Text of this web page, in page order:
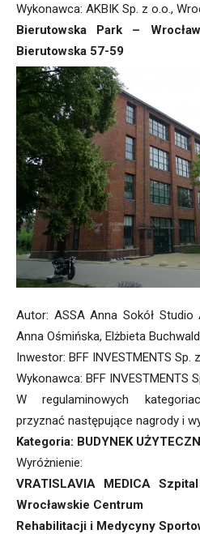
Wykonawca: AKBIK Sp. z o.o.,
Bierutowska Park –
Bierutowska 57-59
Autor: ASSA Anna Sokół Studio
Anna Ośmińska, Elżbieta
Inwestor: BFF INVESTMENTS Sp.
Wykonawca: BFF INVESTMENTS
W regulaminowych
przyznać następujące nagrody i
Kategoria: BUDYNEK
Wyróżnienie:
VRATISLAVIA MEDICA
Wrocławskie Centrum
Rehabilitacji i Medycyny